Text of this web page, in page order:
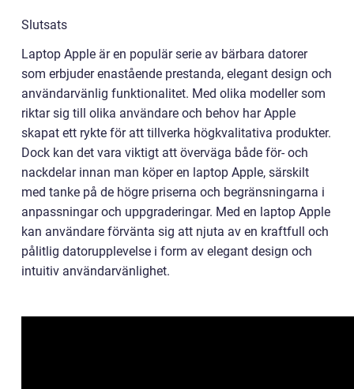
Slutsats
Laptop Apple är en populär serie av bärbara datorer
som erbjuder enastående prestanda, elegant design och
användarvänlig funktionalitet. Med olika modeller som
riktar sig till olika användare och behov har Apple
skapat ett rykte för att tillverka högkvalitativa produkter.
Dock kan det vara viktigt att överväga både för- och
nackdelar innan man köper en laptop Apple, särskilt
med tanke på de högre priserna och begränsningarna i
anpassningar och uppgraderingar. Med en laptop Apple
kan användare förvänta sig att njuta av en kraftfull och
pålitlig datorupplevelse i form av elegant design och
intuitiv användarvänlighet.